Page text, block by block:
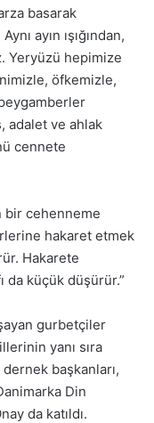
basarak
ayın ışığından,
Yeryüzü hepimize
öfkemizle,
adalet ve ahlak
cennete
bir cehenneme
hakaret etmek
Hakarete
da küçük düşürür.”
gurbetçiler
yanı sıra
başkanları,
Din
da katıldı.